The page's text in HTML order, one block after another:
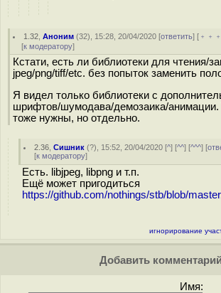
1.32 ,Аноним (32), 15:28, 20/04/2020 [ответить] [
[к модератору]
Кстати, есть ли библиотеки для чтения/
jpeg/png/tiff/etc. без попыток заменить
Я видел только библиотеки с
шрифтов/шумодава/демозаика/анимации.
тоже нужны, но отдельно.
2.36 ,Сишник (?), 15:52, 20/04/2020 [^] [^^] [^^^] [
[к модератору]
Есть. libjpeg, libpng и т.п.
Ещё может пригодиться
https://github.com/nothings/stb/blob/
игнорирование
Добавить комментарий
Имя: